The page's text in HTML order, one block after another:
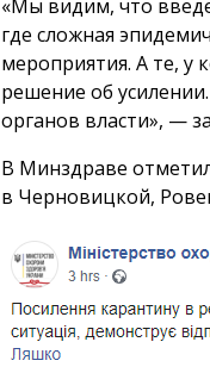
«Мы видим, что
где сложная
мероприятия. А те, у
решение об
органов власти», —
В Минздраве
в Черновицкой,